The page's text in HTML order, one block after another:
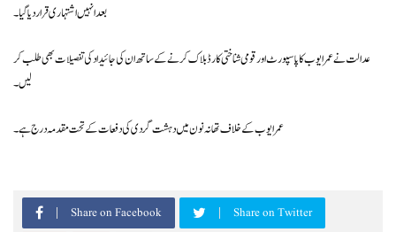
بعد انہیں اشتہاری قرار دیا گیا۔
عدالت نے عمر ایوب کا پاسپورٹ اور قومی شناختی کارڈ بلاک کرنے کے ساتھ ان کی جائیداد کی تفصیلات بھی طلب کر
لیں۔
عمر ایوب کے خلاف تھانہ نون میں دہشت گردی کی دفعات کے تحت مقدمہ درج ہے۔
Share on Facebook Share on Twitter